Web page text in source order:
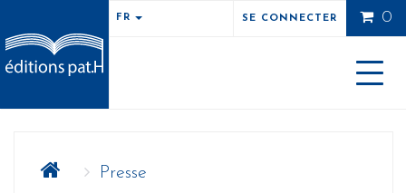
0
SE CONNECTER
FR
Toggle
Presse